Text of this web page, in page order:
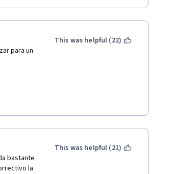
para un
This was helpful (22)
bastante
la
This was helpful (21)